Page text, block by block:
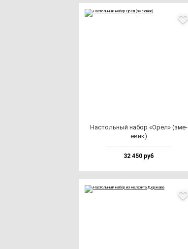
Нас­толь­ный на­бор «Орел» (зме­
евик)
32 450 руб